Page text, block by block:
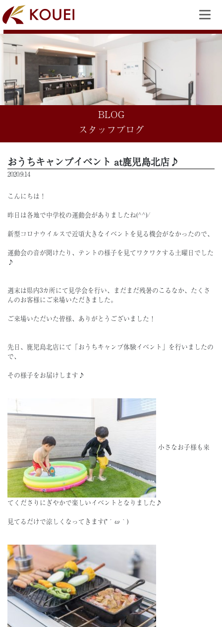
BLOG
スタッフブログ
おうちキャンプイベント at鹿児島北店♪
2020.9.14
こんにちは！
昨日は各地で中学校の運動会がありましたね(^^)/
新型コロナウイルスで近頃大きなイベントを見る機会がなかったので、
運動会の音が聞けたり、テントの様子を見てワクワクする土曜日でした
♪
週末は県内3カ所にて見学会を行い、まだまだ残暑のこるなか、たくさ
んのお客様にご来場いただきました。
ご来場いただいた皆様、ありがとうございました！
先日、鹿児島北店にて「おうちキャンプ体験イベント」を行いましたの
で、
その様子をお届けします♪
小さなお子様も来
てくださりにぎやかで楽しいイベントとなりました♪
見てるだけで涼しくなってきます(*´ω｀)